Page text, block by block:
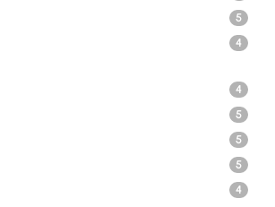
5
4
4
5
5
5
4